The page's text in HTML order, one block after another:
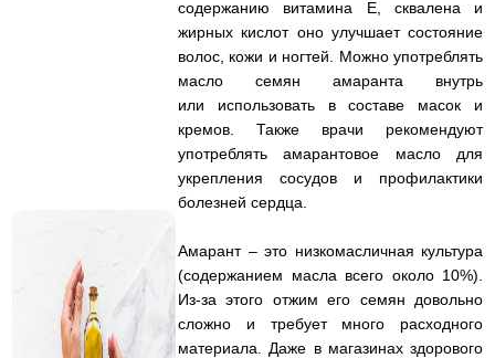
содержанию витамина Е, сквалена и
жирных кислот оно улучшает состояние
волос, кожи и ногтей. Можно употреблять
масло семян амаранта внутрь
или использовать в составе масок и
кремов. Также врачи рекомендуют
употреблять амарантовое масло для
укрепления сосудов и профилактики
болезней сердца.
Амарант – это низкомасличная культура
(содержанием масла всего около 10%).
Из-за этого отжим его семян довольно
сложно и требует много расходного
материала. Даже в магазинах здорового